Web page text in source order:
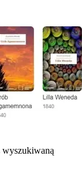
wyszukiwaną